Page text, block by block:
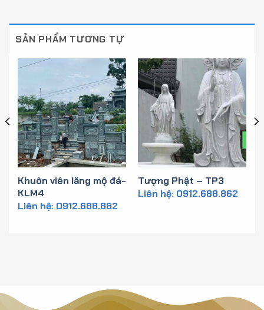
SẢN PHẨM TƯƠNG TỰ
Khuôn viên lăng mộ đá-
KLM4
Liên hệ: 0912.688.862
Tượng Phật – TP3
Liên hệ: 0912.688.862